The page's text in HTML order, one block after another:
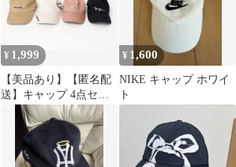
¥ 1,999
【美品あり】【匿名配
送】キャップ 4点セッ
ト まとめ売り
¥ 1,600
NIKE キャップ ホワイ
ト